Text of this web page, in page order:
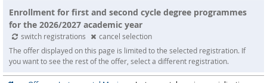
Enrollment for first and second cycle degree programmes
for the 2026/2027 academic year
switch registrations
cancel selection
The offer displayed on this page is limited to the selected registration. If
you want to see the rest of the offer, select a different registration.